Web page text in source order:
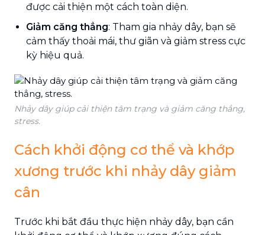
được cải thiện một cách toàn diện.
Giảm căng thẳng: Tham gia nhảy dây, bạn sẽ
cảm thấy thoải mái, thư giãn và giảm stress cực
kỳ hiệu quả.
Nhảy dây giúp cải thiện tâm trạng và giảm căng thẳng,
stress.
Cách khởi động cơ thể và khớp
xương trước khi nhảy dây giảm
cân
Trước khi bắt đầu thực hiện nhảy dây, bạn cần